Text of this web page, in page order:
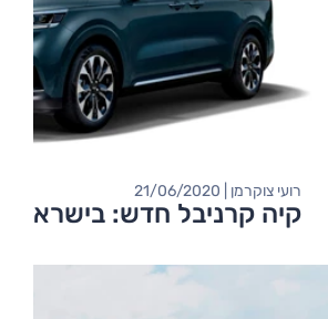
קיה קרניבל חדש: בישראל ב-2021
רועי צוקרמן | 21/06/2020